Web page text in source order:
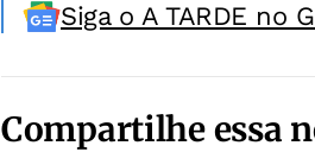
Siga o A TARDE no
Compartilhe essa